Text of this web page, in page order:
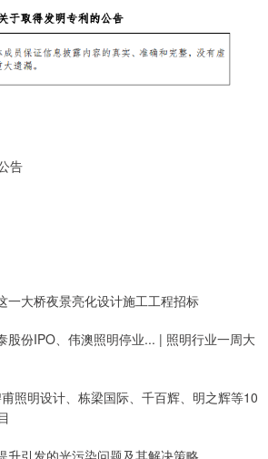
告
一大桥夜景亮化设计施工工程招标
股份IPO、伟澳照明停业... | 照明行业一周大
照明设计、栋梁国际、千百辉、明之辉等10